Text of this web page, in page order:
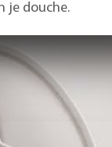
je douche.